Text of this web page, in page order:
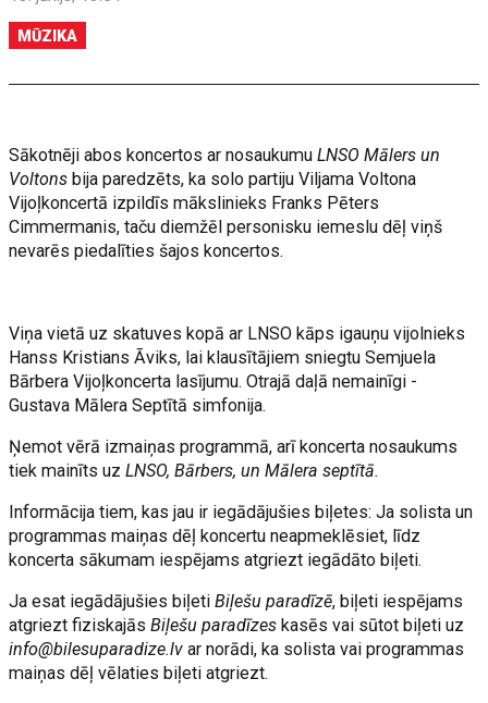
MŪZIKA
Sākotnēji abos koncertos ar nosaukumuLNSO Mālers un
Voltons bija paredzēts, ka solo partiju Viljama Voltona
Vijoļkoncertā izpildīs mākslinieks Franks Pēters
Cimmermanis, taču diemžēl personisku iemeslu dēļ viņš
nevarēs piedalīties šajos koncertos.
Viņa vietā uz skatuves kopā ar LNSO kāps igauņu vijolnieks
Hanss Kristians Āviks, lai klausītājiem sniegtu Semjuela
Bārbera Vijoļkoncerta lasījumu. Otrajā daļā nemainīgi -
Gustava Mālera Septītā simfonija.
Ņemot vērā izmaiņas programmā, arī koncerta nosaukums
tiek mainīts uz LNSO, Bārbers, un Mālera septītā.
Informācija tiem, kas jau ir iegādājušies biļetes: Ja solista un
programmas maiņas dēļ koncertu neapmeklēsiet, līdz
koncerta sākumam iespējams atgriezt iegādāto biļeti.
Ja esat iegādājušies biļetiBiļešu paradīzē, biļeti iespējams
atgriezt fiziskajāsBiļešu paradīzeskasēs vai sūtot biļeti uz
info@bilesuparadize.lv ar norādi, ka solista vai programmas
maiņas dēļ vēlaties biļeti atgriezt.